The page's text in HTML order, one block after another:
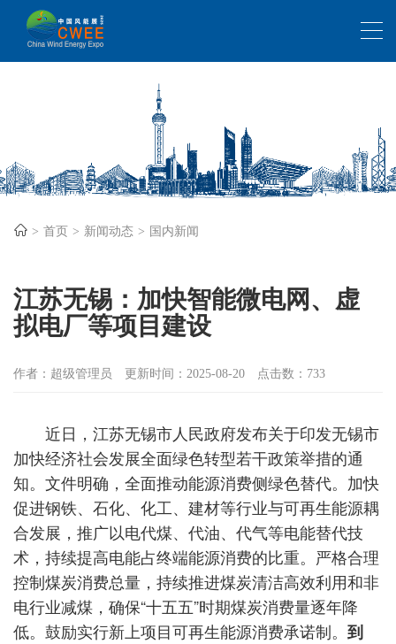
首页 新闻动态 国内新闻
江苏无锡：加快智能微电网、虚
拟电厂等项目建设
作者：超级管理员 更新时间：2025-08-20 点击数：733
近日，江苏无锡市人民政府发布关于印发无锡市
加快经济社会发展全面绿色转型若干政策举措的通
知。文件明确，全面推动能源消费侧绿色替代。加快
促进钢铁、石化、化工、建材等行业与可再生能源耦
合发展，推广以电代煤、代油、代气等电能替代技
术，持续提高电能占终端能源消费的比重。严格合理
控制煤炭消费总量，持续推进煤炭清洁高效利用和非
电行业减煤，确保“十五五”时期煤炭消费量逐年降
低。鼓励实行新上项目可再生能源消费承诺制。 到